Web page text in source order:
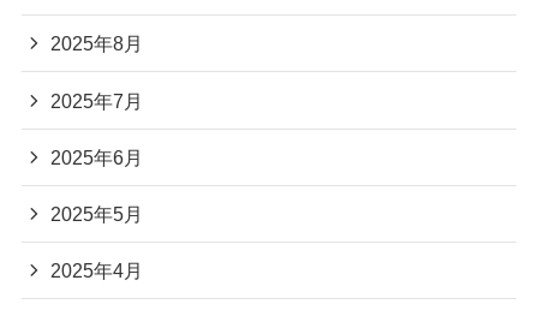
2025年8月
2025年7月
2025年6月
2025年5月
2025年4月